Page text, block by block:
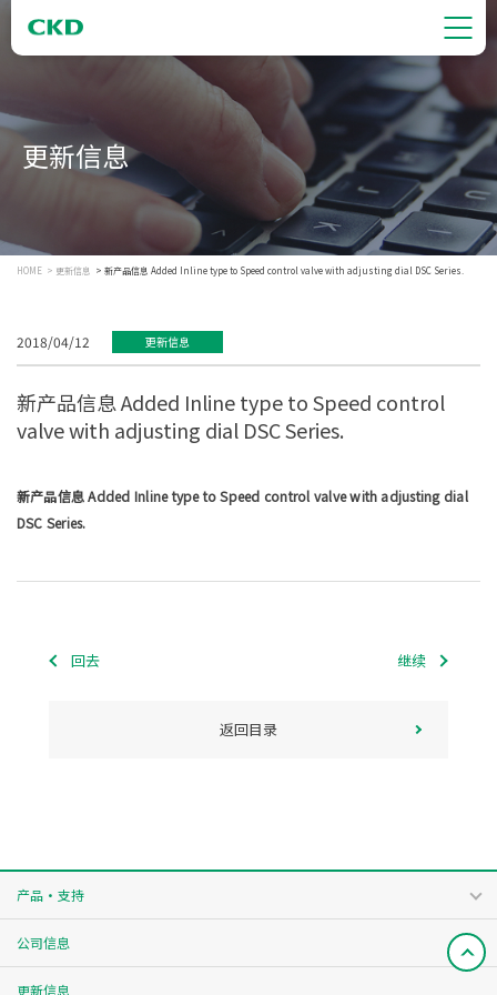
更新信息
HOME 更新信息 新产品信息 Added Inline type to Speed control valve with adjusting dial DSC Series.
2018/04/12 更新信息
新产品信息 Added Inline type to Speed control
valve with adjusting dial DSC Series.
新产品信息 Added Inline type to Speed control valve with adjusting dial
DSC Series.
回去 继续
返回目录
产品・支持
公司信息
更新信息